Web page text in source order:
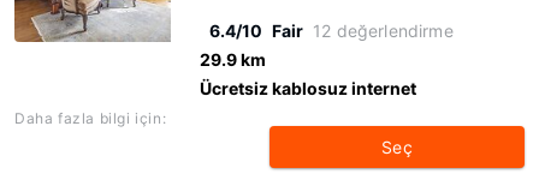
6.4/10 Fair 12 değerlendirme
29.9 km
Ücretsiz kablosuz internet
Daha fazla bilgi için:
Seç